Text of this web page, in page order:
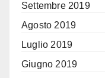
Settembre 2019
Agosto 2019
Luglio 2019
Giugno 2019